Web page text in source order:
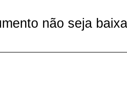
não seja